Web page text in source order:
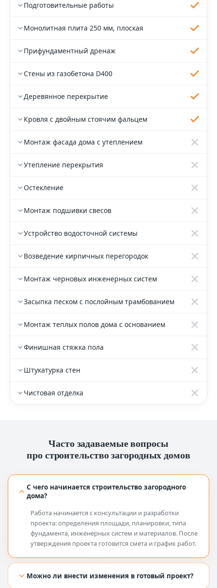
Подготовительные работы
Монолитная плита 250 мм, плоская
Прифундаментный дренаж
Стены из газобетона D400
Деревянное перекрытие
Кровля с двойным стоячим фальцем
Монтаж фасада дома с утеплением
Утепление перекрытия
Остекление
Монтаж подшивки свесов
Устройство водосточной системы
Возведение кирпичных перегородок
Монтаж черновых инженерных систем
Засыпка песком с послойным трамбованием
Монтаж теплых полов дома с основанием
Финишная стяжка пола
Штукатурка стен
Чистовая отделка
Часто задаваемые вопросы
про строительство загородных домов
С чего начинается строительство загородного
дома?
Работа начинается с консультации и разработки
проекта: определения площади, планировки, типа
фундамента, инженерных систем и материалов. После
утверждения проекта готовится смета и график работ.
Можно ли внести изменения в готовый проект?